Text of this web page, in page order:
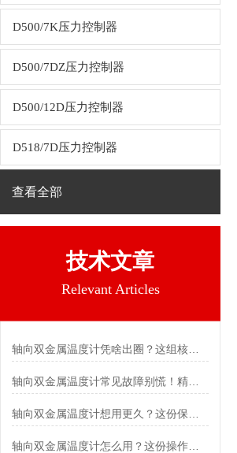
D500/7K压力控制器
D500/7DZ压力控制器
D500/12D压力控制器
D518/7D压力控制器
查看全部
技术文章
Relevant Articles
轴向双金属温度计凭啥出圈？这组核心特点给出了答案
轴向双金属温度计常见故障别慌！精准定位，轻松搞定难题
轴向双金属温度计怎么用？这份操作指南，新手也能快速拿捏！